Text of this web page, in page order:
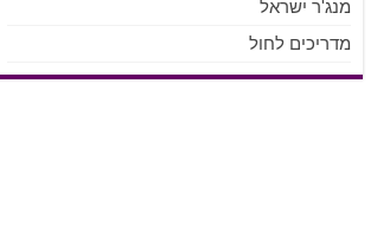
מנג'ר ישראל
מדריכים לחול